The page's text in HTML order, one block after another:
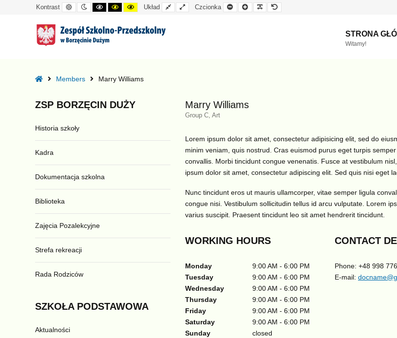
Kontrast
Kontrast
domyślny
Tryb
nocny
Kontrast
czarno-
Kontrast
czarno-
Kontrast
żółto-
Układ
Układ
standardowy
Układ
szeroki
Czcionka
Mniejsza
czcionka
Większa
czcionka
Czytelna
czcionkaczcionka
STRONA
Witamy!
HomeMembers Marry Williams
Marry Williams
Group C, Art
Lorem ipsum dolor sit amet, consectetur adipisicing elit, sed do
minim veniam, quis nostrud. Cras euismod purus eget turpis
convallis. Morbi tincidunt congue venenatis. Fusce at vestibulum
ipsum dolor sit amet, consectetur adipiscing elit. Sed quis nisi eget
Nunc tincidunt eros ut mauris ullamcorper, vitae semper ligula
congue nisi. Vestibulum sollicitudin tellus id arcu vulputate. Lorem
varius suscipit. Praesent tincidunt leo sit amet hendrerit tincidunt.
WORKING HOURS
Monday 9:00 AM
6:00 PM
Tuesday
9:00 AM
6:00 PM
Wednesday
9:00 AM
6:00 PM
Thursday
9:00 AM
6:00 PM
Friday
9:00 AM
6:00 PM
Saturday
9:00 AM
6:00 PM
Sunday
closed
CONTACT
Phone: +48 998
E-mail:
ZSP BORZĘCIN DUŻY
Historia szkoły
Kadra
Dokumentacja szkolna
Biblioteka
Zajęcia Pozalekcyjne
Strefa rekreacji
Rada Rodziców
SZKOŁA PODSTAWOWA
Aktualności